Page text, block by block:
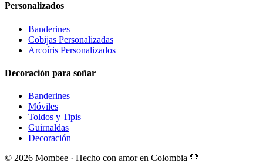
Personalizados
Banderines
Cobijas Personalizadas
Arcoíris Personalizados
Decoración para soñar
Banderines
Móviles
Toldos y Tipis
Guirnaldas
Decoración
© 2026 Mombee · Hecho con amor en Colombia 💛